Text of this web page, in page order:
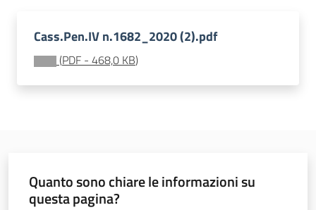
Coordinamento
prevenzione
vigilanza
sicurezza
Cass.Pen.IV n.1682_2020 (2).pdf
(PDF - 468,0 KB)
Quanto sono chiare le informazioni su
questa pagina?